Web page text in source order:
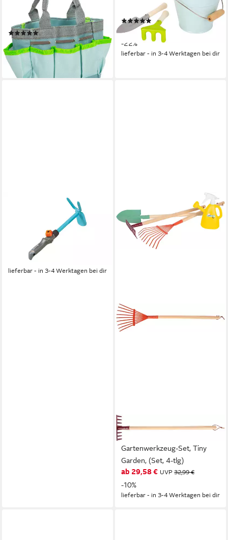
Gartentasche mit
Gartenwerkzeug, (Set, 8-tlg)
(1)
ab 17,43 € UVP24,99 €
-30%
lieferbar - in 3-4 Werktagen bei dir
Gartenwerkzeug-Set, groß
(1)
ab 34,92 € UVP 44,99 €
-22%
lieferbar - in 3-4 Werktagen bei dir
Kinder-Hacke Gardena Kinder
Hacke 454529, (Einzelartikel,
1-tlg), Teil des GARDENA
Little Gardeners
Combisystems
ab 11,99 €
lieferbar - in 3-4 Werktagen bei dir
SMALL FOOT
Kinder-Gartenset
Gartenwerkzeug-Set, Tiny
Garden, (Set, 4-tlg)
ab 29,58 € UVP 32,99 €
-10%
lieferbar - in 3-4 Werktagen bei dir